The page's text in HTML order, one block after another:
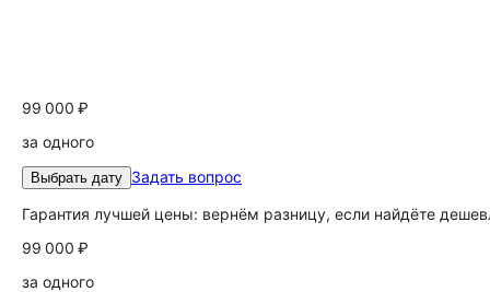
99 000 ₽
за одного
Выбрать дату Задать вопрос
Гарантия лучшей цены: вернём разницу, если найдёте
99 000 ₽
за одного